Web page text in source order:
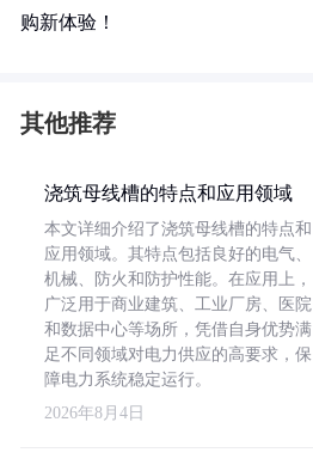
购新体验！
其他推荐
浇筑母线槽的特点和应用领域
本文详细介绍了浇筑母线槽的特点和
应用领域。其特点包括良好的电气、
机械、防火和防护性能。在应用上，
广泛用于商业建筑、工业厂房、医院
和数据中心等场所，凭借自身优势满
足不同领域对电力供应的高要求，保
障电力系统稳定运行。
2026年8月4日